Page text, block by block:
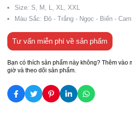
Size: S, M, L, XL, XXL
Màu Sắc: Đỏ - Trắng - Ngọc - Biển -
Tư vấn miễn phí về sản phẩm
Bạn có thích sản phẩm này không? Thêm vào
giờ và theo dõi sản phẩm.